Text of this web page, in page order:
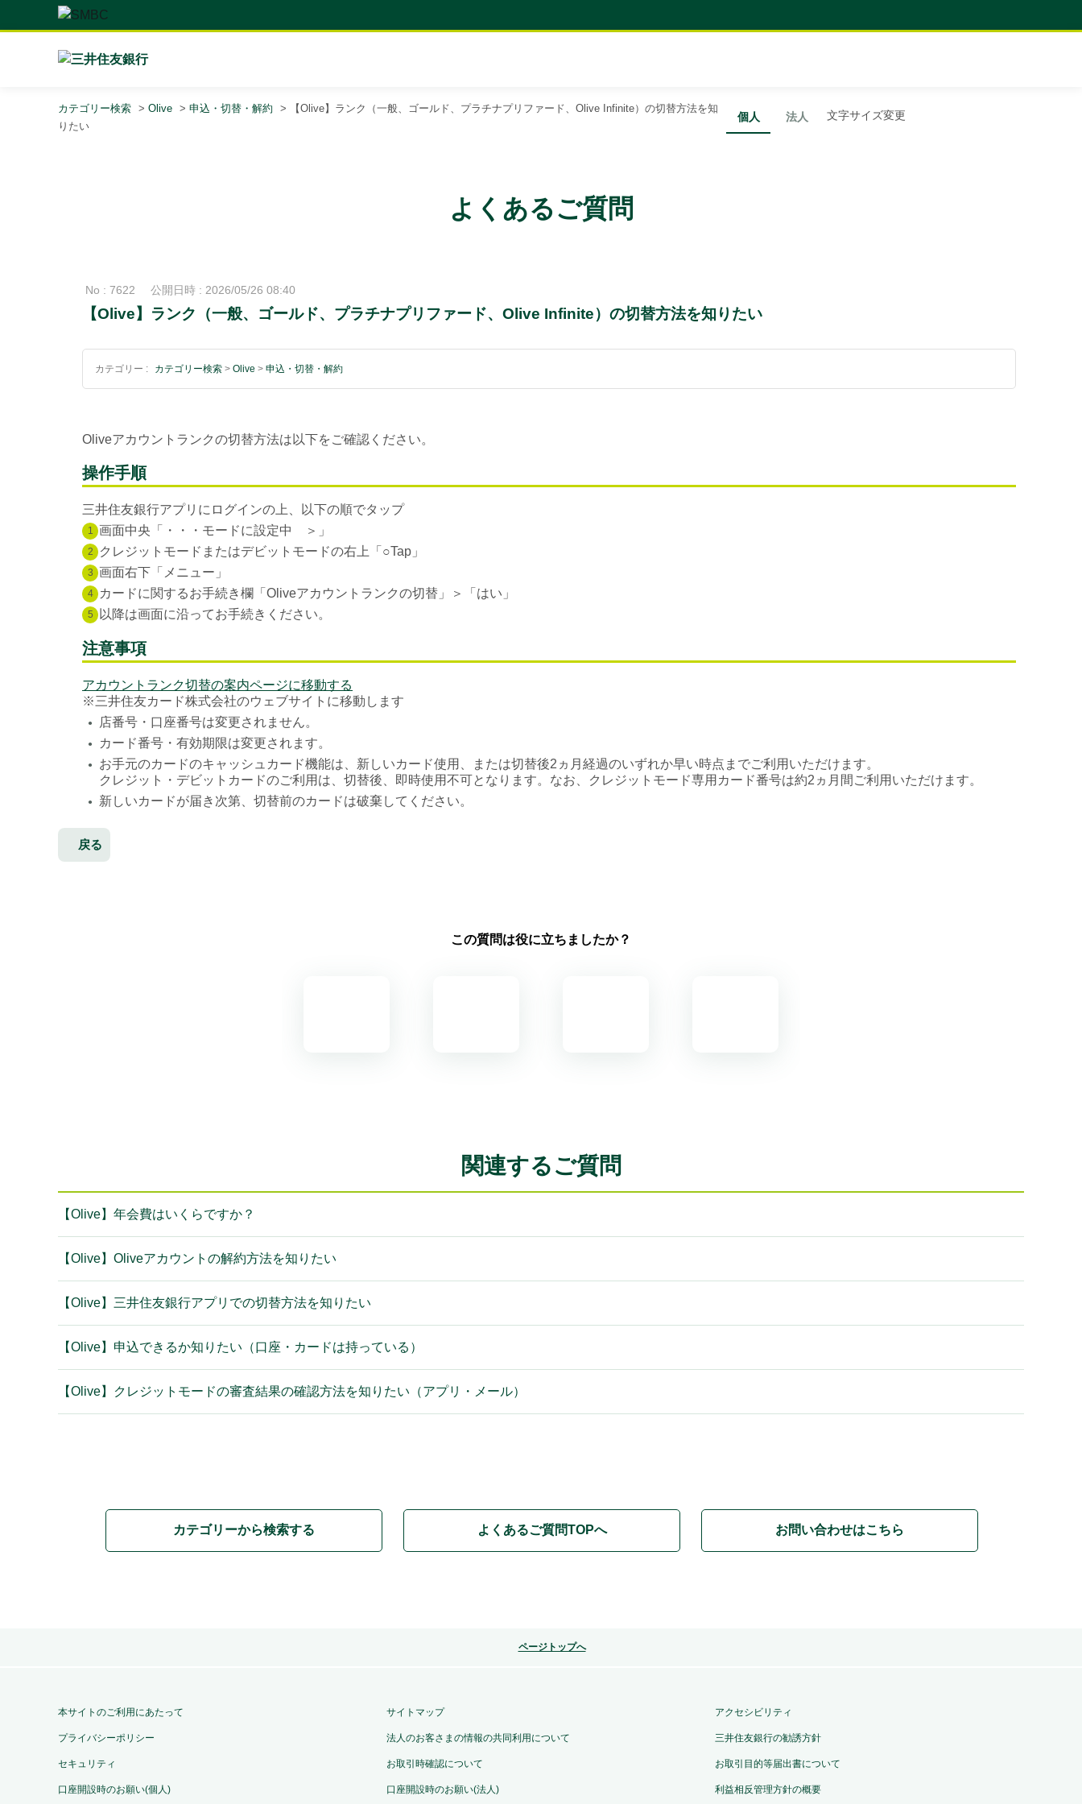
個人 法人 文字サイズ変更
カテゴリー検索 > Olive > 申込・切替・解約 >
【Olive】ランク（一般、ゴールド、プラチナプリファード、Olive Infinite）の切替方法を知
りたい
よくあるご質問
No : 7622 公開日時 : 2026/05/26 08:40
【Olive】ランク（一般、ゴールド、プラチナプリファード、Olive Infinite）の切替方法を知りたい
カテゴリー : カテゴリー検索 > Olive > 申込・切替・解約
Oliveアカウントランクの切替方法は以下をご確認ください。
操作手順
三井住友銀行アプリにログインの上、以下の順でタップ
1 画面中央「・・・モードに設定中 ＞」
2 クレジットモードまたはデビットモードの右上「○Tap」
3 画面右下「メニュー」
4 カードに関するお手続き欄「Oliveアカウントランクの切替」＞「はい」
5 以降は画面に沿ってお手続きください。
注意事項
アカウントランク切替の案内ページに移動する
※三井住友カード株式会社のウェブサイトに移動します
● 店番号・口座番号は変更されません。
● カード番号・有効期限は変更されます。
●
お手元のカードのキャッシュカード機能は、新しいカード使用、または切替後2ヵ月経過のいずれか早い時点までご利用いただけます。
クレジット・デビットカードのご利用は、切替後、即時使用不可となります。なお、クレジットモード専用カード番号は約2ヵ月間ご利用いただけます。
● 新しいカードが届き次第、切替前のカードは破棄してください。
戻る
この質問は役に立ちましたか？
関連するご質問
【Olive】年会費はいくらですか？
【Olive】Oliveアカウントの解約方法を知りたい
【Olive】三井住友銀行アプリでの切替方法を知りたい
【Olive】申込できるか知りたい（口座・カードは持っている）
【Olive】クレジットモードの審査結果の確認方法を知りたい（アプリ・メール）
カテゴリーから検索する よくあるご質問TOPへ お問い合わせはこちら
ページトップへ
本サイトのご利用にあたって サイトマップ アクセシビリティ
プライバシーポリシー 法人のお客さまの情報の共同利用について 三井住友銀行の勧誘方針
セキュリティ お取引時確認について お取引目的等届出書について
口座開設時のお願い(個人) 口座開設時のお願い(法人) 利益相反管理方針の概要